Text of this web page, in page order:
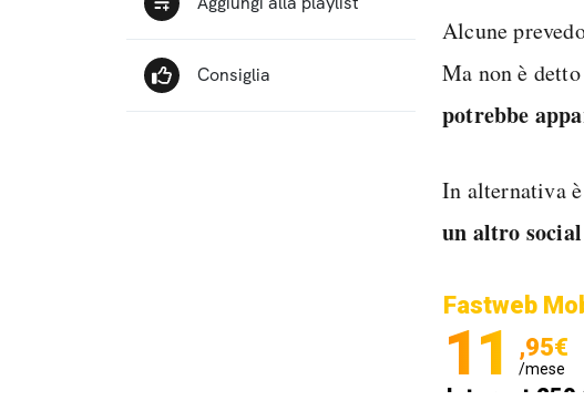
Alcune
Ma non è
potrebbe
In alternativa
un altro
Fastweb
11 ,95€
/mese
Internet 250